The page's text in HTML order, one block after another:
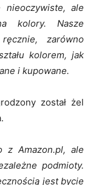
nieoczywiste, ale
kolory. Nasze
ręcznie, zarówno
kolorem, jak
i kupowane.
został żel
z Amazon.pl, ale
podmioty.
jest bycie